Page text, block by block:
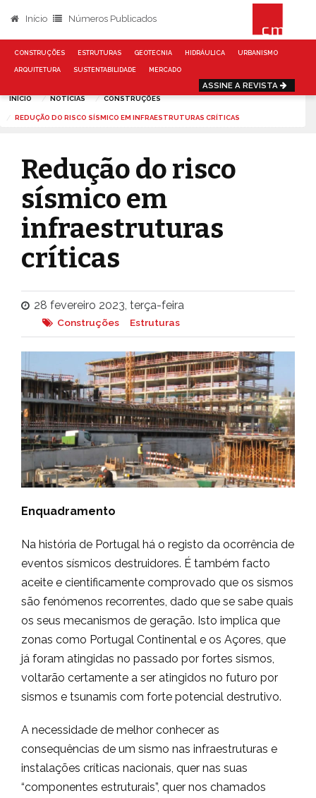
Início Números Publicados
CONSTRUÇÕES ESTRUTURAS GEOTECNIA HIDRÁULICA URBANISMO
ARQUITETURA SUSTENTABILIDADE MERCADO
ASSINE A REVISTA
INÍCIO NOTÍCIAS CONSTRUÇÕES
REDUÇÃO DO RISCO SÍSMICO EM INFRAESTRUTURAS CRÍTICAS
Redução do risco
sísmico em
infraestruturas
críticas
28 fevereiro 2023, terça-feira
Construções Estruturas
Enquadramento
Na história de Portugal há o registo da ocorrência de
eventos sísmicos destruidores. É também facto
aceite e cientificamente comprovado que os sismos
são fenómenos recorrentes, dado que se sabe quais
os seus mecanismos de geração. Isto implica que
zonas como Portugal Continental e os Açores, que
já foram atingidas no passado por fortes sismos,
voltarão certamente a ser atingidos no futuro por
sismos e tsunamis com forte potencial destrutivo.
A necessidade de melhor conhecer as
consequências de um sismo nas infraestruturas e
instalações críticas nacionais, quer nas suas
“componentes estruturais”, quer nos chamados